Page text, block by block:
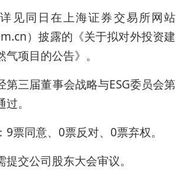
见同日在上海证券交易所网站
）披露的《关于拟对外投资建
项目的公告》。
第三届董事会战略与ESG委员会第
。
9票同意、0票反对、0票弃权。
提交公司股东大会审议。